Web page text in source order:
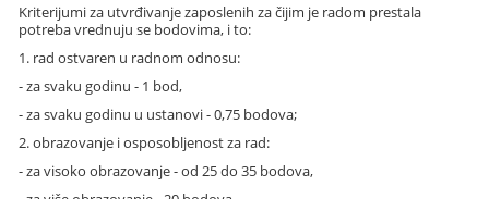
Kriterijumi za utvrđivanje zaposlenih za čijim je radom prestala
potreba vrednuju se bodovima, i to:
1. rad ostvaren u radnom odnosu:
- za svaku godinu - 1 bod,
- za svaku godinu u ustanovi - 0,75 bodova;
2. obrazovanje i osposobljenost za rad:
- za visoko obrazovanje - od 25 do 35 bodova,